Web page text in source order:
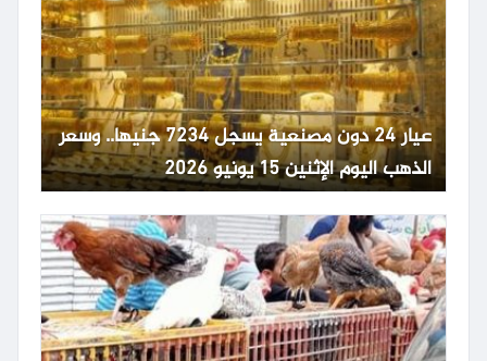
عيار 24 دون مصنعية يسجل 7234 جنيها.. وسعر
الذهب اليوم الإثنين 15 يونيو 2026